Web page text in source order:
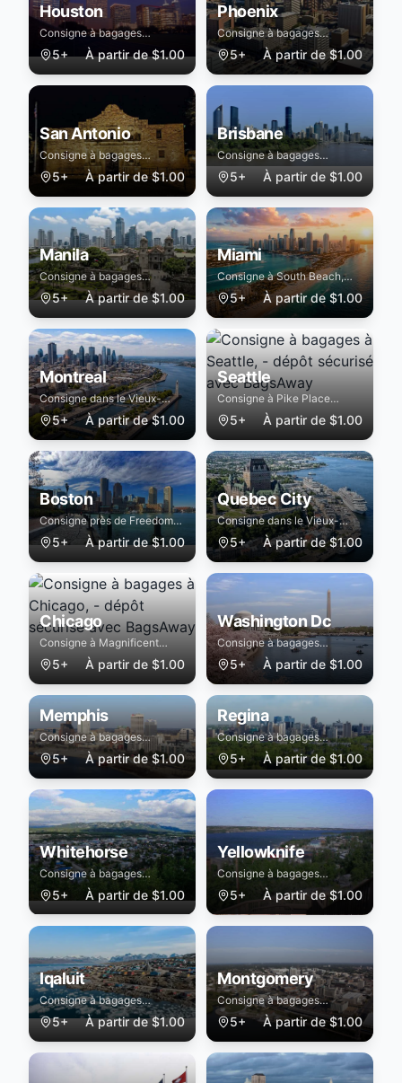
Houston
Consigne à bagages
sécurisée à Houston
5+ À partir de $1.00
Phoenix
Consigne à bagages
sécurisée à Phoenix
5+ À partir de $1.00
San Antonio
Consigne à bagages
sécurisée à San Antonio
5+ À partir de $1.00
Brisbane
Consigne à bagages
sécurisée à Brisbane
5+ À partir de $1.00
Manila
Consigne à bagages
sécurisée à Manila
5+ À partir de $1.00
Miami
Consigne à South Beach,
Downtown Miami et
Wynwood
5+ À partir de $1.00
Montreal
Consigne dans le Vieux-
Montréal, Mont Royal et
Centre-ville
5+ À partir de $1.00
Seattle
Consigne à Pike Place
Market, Space Needle et
Downtown
5+ À partir de $1.00
Boston
Consigne près de Freedom
Trail, Fenway Park et Back
Bay5+ À partir de $1.00
Quebec City
Consigne dans le Vieux-
Québec et zone du Château
Frontenac
5+ À partir de $1.00
Chicago
Consigne à Magnificent
Mile, Millennium Park et
O'Hare
5+ À partir de $1.00
Washington Dc
Consigne à bagages
sécurisée à Washington Dc
5+ À partir de $1.00
Memphis
Consigne à bagages
sécurisée à Memphis
5+ À partir de $1.00
Regina
Consigne à bagages
sécurisée à Regina
5+ À partir de $1.00
Whitehorse
Consigne à bagages
sécurisée à Whitehorse
5+ À partir de $1.00
Yellowknife
Consigne à bagages
sécurisée à Yellowknife
5+ À partir de $1.00
Iqaluit
Consigne à bagages
sécurisée à Iqaluit
5+ À partir de $1.00
Montgomery
Consigne à bagages
sécurisée à Montgomery
5+ À partir de $1.00